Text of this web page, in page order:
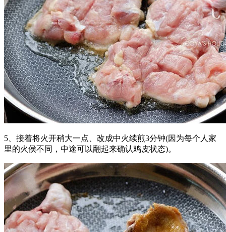
5、接着将火开稍大一点、改成中火续煎3分钟(因为每个人家
里的火侯不同，中途可以翻起来确认鸡皮状态)。